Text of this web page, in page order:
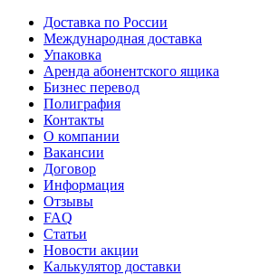
Доставка по России
Международная доставка
Упаковка
Аренда абонентского ящика
Бизнес перевод
Полиграфия
Контакты
О компании
Вакансии
Договор
Информация
Отзывы
FAQ
Статьи
Новости акции
Калькулятор доставки